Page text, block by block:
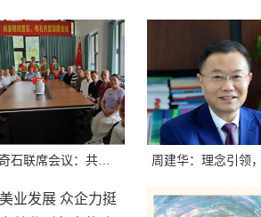
闽浙赣奇石联席会议：共绘石界新蓝图